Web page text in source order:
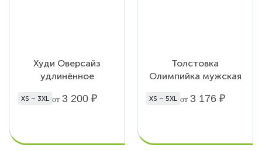
Худи Оверсайз
удлинённое
XS – 3XL от 3 200 ₽
Толстовка
Олимпийка мужская
XS – 5XL от 3 176 ₽